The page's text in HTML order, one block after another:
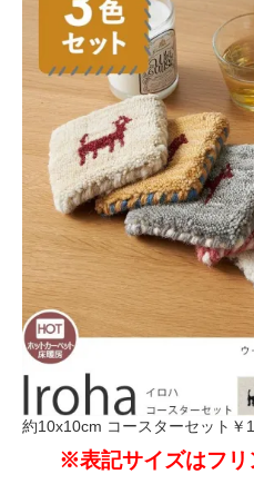
約10x10cm コースターセット ￥
※表記サイズはフリ